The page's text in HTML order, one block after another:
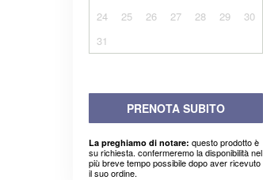
24
25 26 27 28 29
30
31
PRENOTA SUBITO
La preghiamo di notare: questo prodotto è
su richiesta. confermeremo la disponibilità nel
più breve tempo possibile dopo aver ricevuto
il suo ordine.